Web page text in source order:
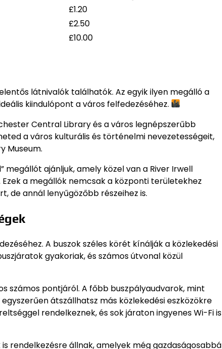
£1.20
£2.50
£10.00
látnivalók találhatók. Az egyik ilyen megálló a
kiindulópont a város felfedezéséhez.
Central Library és a város legnépszerűbb
a város kulturális és történelmi nevezetességeit,
Museum.
ajánljuk, amely közel van a River Irwell
a megállók nemcsak a központi területekhez
de annál lenyűgözőbb részeihez is.
A buszok széles körét kínálják a közlekedési
gyakoriak, és számos útvonal közül
számos pontjáról. A főbb buszpályaudvarok, mint
átszállhatsz más közlekedési eszközökre
rendelkeznek, és sok járaton ingyenes Wi-Fi is
rendelkezésre állnak, amelyek még gazdaságosabbá